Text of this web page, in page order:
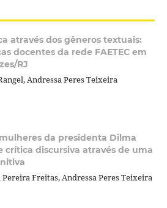
através dos gêneros textuais:
docentes da rede FAETEC em
RJ
Andressa Peres Teixeira
da presidenta Dilma
crítica discursiva através de uma
Pereira Freitas, Andressa Peres Teixeira